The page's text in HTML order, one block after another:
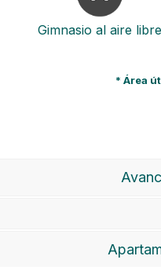
Gimnasio al aire libre
* Área